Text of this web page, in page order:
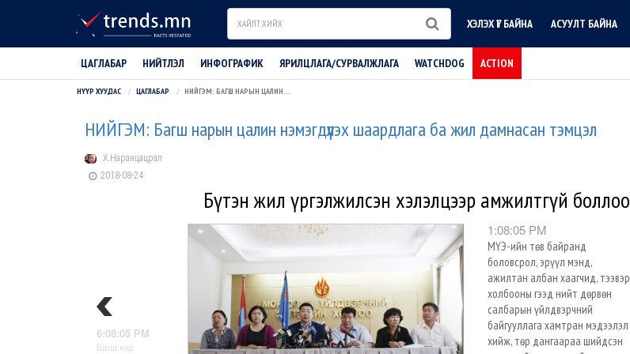
Search ХЭЛЭХ ҮГ БАЙНА АСУУЛТ БАЙНА
ЦАГЛАБАР НИЙТЛЭЛ ИНФОГРАФИК ЯРИЛЦЛАГА/СУРВАЛЖЛАГА WATCHDOG ACTION
НҮҮР ХУУДАС ЦАГЛАБАР НИЙГЭМ: БАГШ НАРЫН ЦАЛИН НЭМЭГДҮҮЛЭХ ШААРДЛАГА БА ЖИЛ ДАМНАСАН ТЭМЦЭЛ
НИЙГЭМ: Багш нарын цалин нэмэгдүүлэх шаардлага ба жил дамнасан тэмцэл
Х.Наранцацрал
2018-08-24
Бүтэн жил үргэлжилсэн хэлэлцээр амжилтгүй боллоо
1:08:05 PM
МҮЭ-ийн төв байранд
боловсрол, эрүүл мэнд,
ажилтан албан хаагчид, тээвэр
холбооны гээд нийт дөрвөн
салбарын үйлдвэрчний
байгууллага хамтран мэдээлэл
хийж, төр дангаараа шийдсэн
6:08:05 PM
Багш нар